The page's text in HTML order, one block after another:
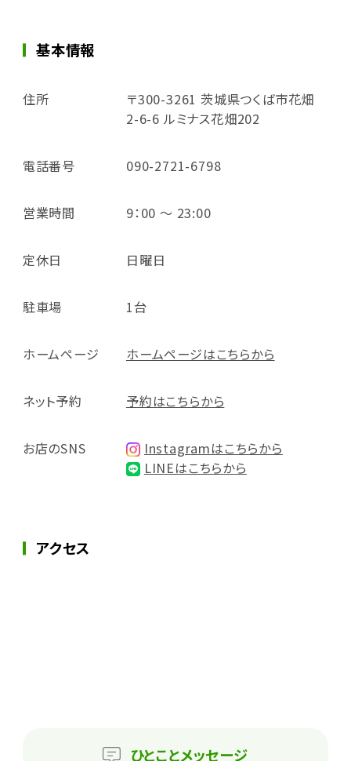
基本情報
住所
〒300-3261 茨城県つくば市花畑
2-6-6 ルミナス花畑202
電話番号 090-2721-6798
営業時間 9：00 ～ 23:00
定休日 日曜日
駐車場 1台
ホームページ ホームページはこちらから
ネット予約 予約はこちらから
お店のSNS
Instagramはこちらから
LINEはこちらから
アクセス
ひとことメッセージ